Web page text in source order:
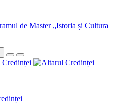
de Master „Istoria și Cultura